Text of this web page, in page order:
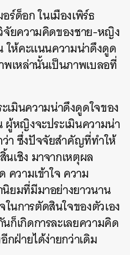
ร์ด็อก ในเมืองเพิร์ธ
จัยความคิดของชาย-หญิง
ให้คะแนนความน่าดึงดูด
เหล่านั้นเป็นภาพเบลอที่
มินความน่าดึงดูดใจของ
หญิงจะประเมินความน่า
า ซึ่งปัจจัยสำคัญที่ทำให้
เชิง มาจากเหตุผล
ความเข้าใจ ความ
ยมที่มีมาอย่างยาวนาน
นการตัดสินใจของตัวเอง
เกิดการละเลยความคิด
กฝ่ายได้ง่ายกว่าเดิม